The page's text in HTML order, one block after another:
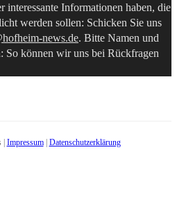
interessante Informationen haben, die
werden sollen: Schicken Sie uns
news.de. Bitte Namen und
So können wir uns bei Rückfragen
Impressum| Datenschutzerklärung